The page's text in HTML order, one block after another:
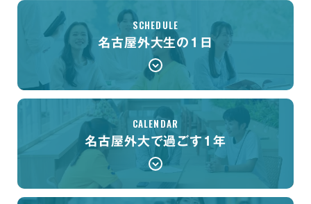
SCHEDULE
名古屋外大生の1日
CALENDAR
名古屋外大で過ごす1年